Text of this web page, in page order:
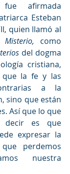
afirmada
Esteban
quien llamó al
Misterio, como
del dogma
que la fe y las
a la
sino que están
Así que lo que
decir es que
expresar la
perdemos
nuestra